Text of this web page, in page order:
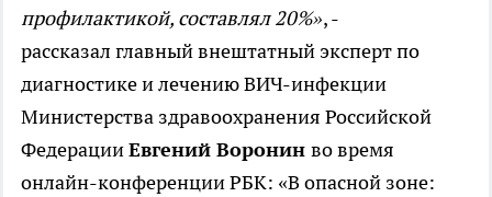
профилактикой, составлял 20%», -
рассказал главный внештатный эксперт по
диагностике и лечению ВИЧ-инфекции
Министерства здравоохранения Российской
ФедерацииЕвгений Воронин во время
онлайн-конференции РБК: «В опасной зоне: